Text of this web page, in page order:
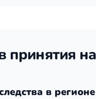
принятия
в